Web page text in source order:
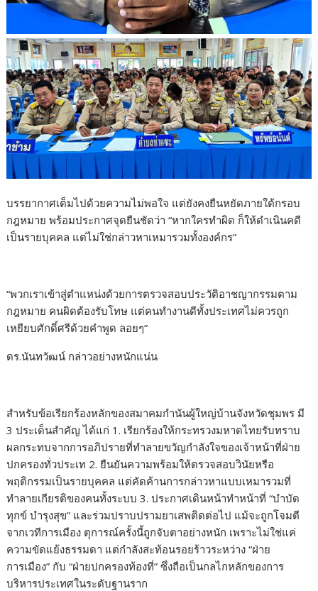
บรรยากาศเต็มไปด้วยความไม่พอใจ แต่ยังคงยืนหยัดภายใต้กรอบ
กฎหมาย พร้อมประกาศจุดยืนชัดว่า “หากใครทำผิด ก็ให้ดำเนินคดี
เป็นรายบุคคล แต่ไม่ใช่กล่าวหาเหมารวมทั้งองค์กร”
“พวกเราเข้าสู่ตำแหน่งด้วยการตรวจสอบประวัติอาชญากรรมตาม
กฎหมาย คนผิดต้องรับโทษ แต่คนทำงานดีทั้งประเทศไม่ควรถูก
เหยียบศักดิ์ศรีด้วยคำพูด ลอยๆ”
ดร.นันทวัฒน์ กล่าวอย่างหนักแน่น
สำหรับข้อเรียกร้องหลักของสมาคมกำนันผู้ใหญ่บ้านจังหวัดชุมพร มี
3 ประเด็นสำคัญ ได้แก่ 1. เรียกร้องให้กระทรวงมหาดไทยรับทราบ
ผลกระทบจากการอภิปรายที่ทำลายขวัญกำลังใจของเจ้าหน้าที่ฝ่าย
ปกครองทั่วประเท 2. ยืนยันความพร้อมให้ตรวจสอบวินัยหรือ
พฤติกรรมเป็นรายบุคคล แต่คัดค้านการกล่าวหาแบบเหมารวมที่
ทำลายเกียรติของคนทั้งระบบ 3. ประกาศเดินหน้าทำหน้าที่ “บำบัด
ทุกข์ บำรุงสุข” และร่วมปราบปรามยาเสพติดต่อไป แม้จะถูกโจมตี
จากเวทีการเมือง ตุการณ์ครั้งนี้ถูกจับตาอย่างหนัก เพราะไม่ใช่แค่
ความขัดแย้งธรรมดา แต่กำลังสะท้อนรอยร้าวระหว่าง “ฝ่าย
การเมือง” กับ “ฝ่ายปกครองท้องที่” ซึ่งถือเป็นกลไกหลักของการ
บริหารประเทศในระดับฐานราก